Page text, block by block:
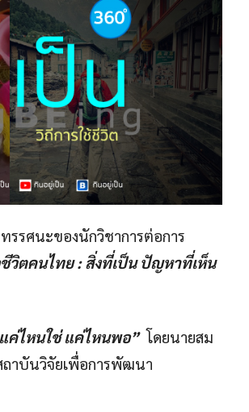
รรศนะของนักวิชาการต่อการ
วิตคนไทย : สิ่งที่เป็น ปัญหาที่เห็น
ค่ไหนใช่ แค่ไหนพอ” โดยนายสม
าบันวิจัยเพื่อการพัฒนา